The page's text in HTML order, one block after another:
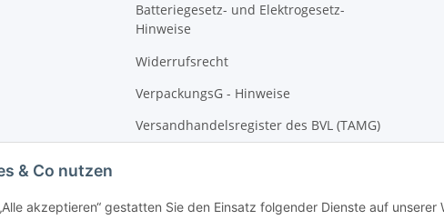
& Co nutzen
akzeptieren“ gestatten Sie den Einsatz folgender Dienste auf unserer
Batteriegesetz- und Elektrogesetz-
Hinweise
Widerrufsrecht
VerpackungsG - Hinweise
Versandhandelsregister des BVL (TAMG)